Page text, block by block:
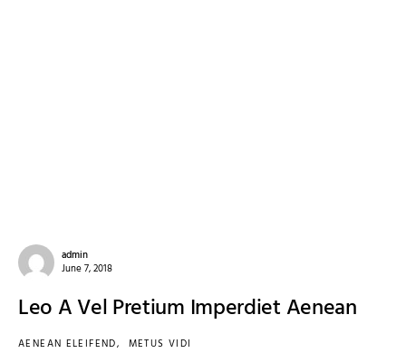
admin
June 7, 2018
Leo A Vel Pretium Imperdiet Aenean
AENEAN ELEIFEND METUS VIDI